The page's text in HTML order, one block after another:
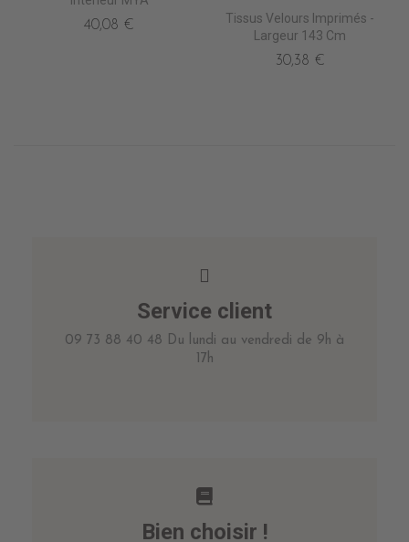
40,08 €
Tissus Velours Imprimés -
Largeur 143 Cm
30,38 €
Service client
09 73 88 40 48 Du lundi au vendredi de 9h à
17h
Bien choisir !